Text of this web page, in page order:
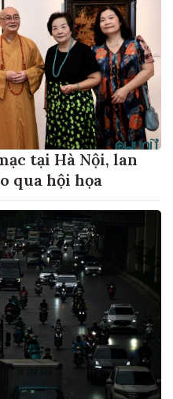
tại Hà Nội, lan
qua hội họa